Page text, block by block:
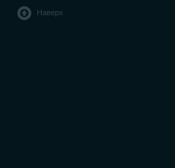
Наверх